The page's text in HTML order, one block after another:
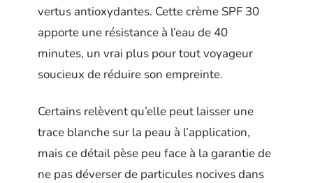
vertus antioxydantes. Cette crème SPF 30
apporte une résistance à l’eau de 40
minutes, un vrai plus pour tout voyageur
soucieux de réduire son empreinte.
Certains relèvent qu’elle peut laisser une
trace blanche sur la peau à l’application,
mais ce détail pèse peu face à la garantie de
ne pas déverser de particules nocives dans